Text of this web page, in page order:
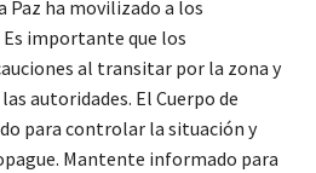
Paz ha movilizado a los
importante que los
al transitar por la zona y
autoridades. El Cuerpo de
para controlar la situación y
Mantente informado para